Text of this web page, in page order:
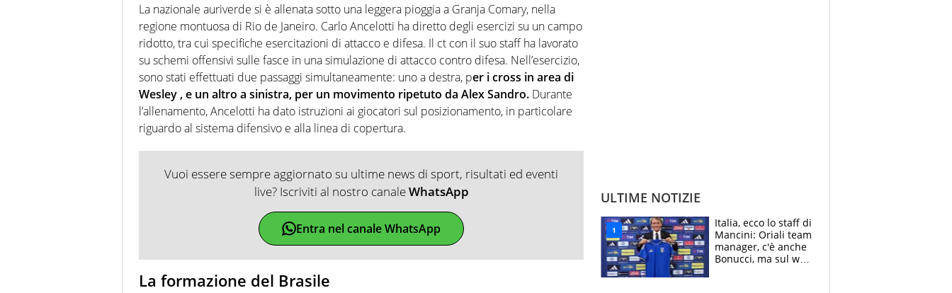
La nazionale auriverde si è allenata sotto una leggera pioggia a Granja Comary, nella
regione montuosa di Rio de Janeiro. Carlo Ancelotti ha diretto degli esercizi su un campo
ridotto, tra cui specifiche esercitazioni di attacco e difesa. Il ct con il suo staff ha lavorato
su schemi offensivi sulle fasce in una simulazione di attacco contro difesa. Nell’esercizio,
sono stati effettuati due passaggi simultaneamente: uno a destra, per i cross in area di
Wesley , e un altro a sinistra, per un movimento ripetuto da Alex Sandro. Durante
l’allenamento, Ancelotti ha dato istruzioni ai giocatori sul posizionamento, in particolare
riguardo al sistema difensivo e alla linea di copertura.
Vuoi essere sempre aggiornato su ultime news di sport, risultati ed eventi
live? Iscriviti al nostro canaleWhatsApp
Entra nel canale WhatsApp
La formazione del Brasile
ULTIME NOTIZIE
Italia, ecco lo staff di
Mancini: Oriali team
manager, c'è anche
Bonucci, ma sul web